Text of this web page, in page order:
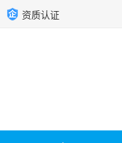
资质认证